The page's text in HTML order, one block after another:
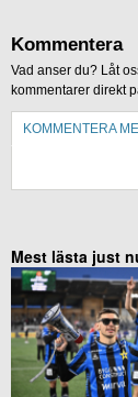
Kommentera
Vad anser du? Låt
kommentarer direkt
KOMMENTERA
Mest lästa just